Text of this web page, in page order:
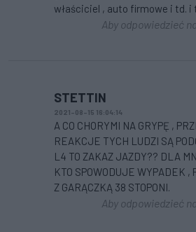
właściciel , auto firmowe i td.
Aby odpowiedzieć
STETTIN
2021-08-15 16:04:14
A CO CHORYMI NA GRYPĘ ,
REAKCJE TYCH LUDZI SĄ
L4 TO ZAKAZ JAZDY?? DLA
KTO SPOWODUJE WYPADEK ,
Z GARĄCZKĄ 38 STOPONI.
Aby odpowiedzieć